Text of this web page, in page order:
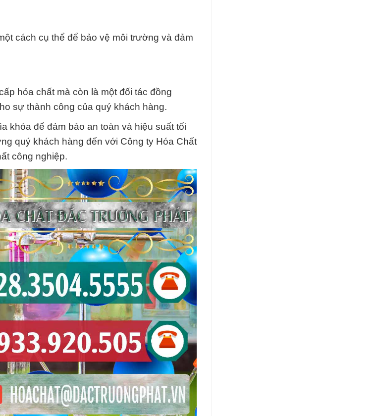
cách cụ thể để bảo vệ môi trường và đảm
hóa chất mà còn là một đối tác đồng
sự thành công của quý khách hàng.
khóa để đảm bảo an toàn và hiệu suất tối
quý khách hàng đến với Công ty Hóa Chất
công nghiệp.